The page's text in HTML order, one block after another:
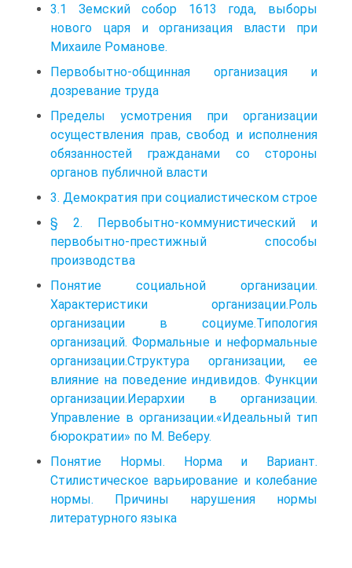
3.1 Земский собор 1613 года, выборы
нового царя и организация власти при
Михаиле Романове.
Первобытно-общинная организация и
дозревание труда
Пределы усмотрения при организации
осуществления прав, свобод и исполнения
обязанностей гражданами со стороны
органов публичной власти
3. Демократия при социалистическом строе
§ 2. Первобытно-коммунистический и
первобытно-престижный способы
производства
Понятие социальной организации.
Характеристики организации.Роль
организации в социуме.Типология
организаций. Формальные и неформальные
организации.Структура организации, ее
влияние на поведение индивидов. Функции
организации.Иерархии в организации.
Управление в организации.«Идеальный тип
бюрократии» по М. Веберу.
Понятие Нормы. Норма и Вариант.
Стилистическое варьирование и колебание
нормы. Причины нарушения нормы
литературного языка